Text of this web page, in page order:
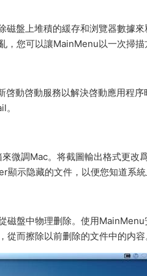
磁盤上堆積的緩存和浏覽器數據
，您可以讓MainMenu以一次掃描
動啓動服務以解決啓動應用程
微調Mac。将截圖輸出格式更改
示隐藏的文件，以便您知道系統
磁盤中物理删除。使用
而擦除以前删除的文件中的内容